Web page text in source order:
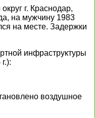
г. Краснодар,
на мужчину 1983
на месте. Задержки
инфраструктуры
воздушное